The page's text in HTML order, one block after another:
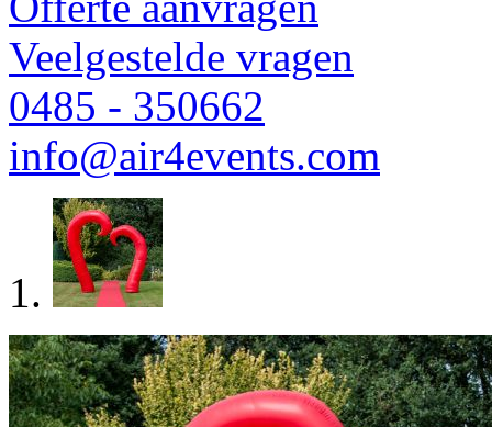
Veelgestelde vragen
0485 - 350662
info@air4events.com